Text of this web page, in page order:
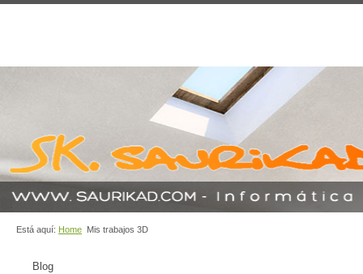
Está aquí: Home Mis trabajos 3D
Blog